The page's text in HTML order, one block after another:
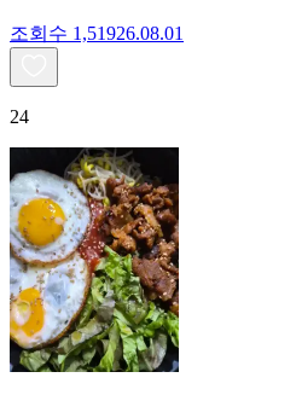
조회수 1,51926.08.01
24